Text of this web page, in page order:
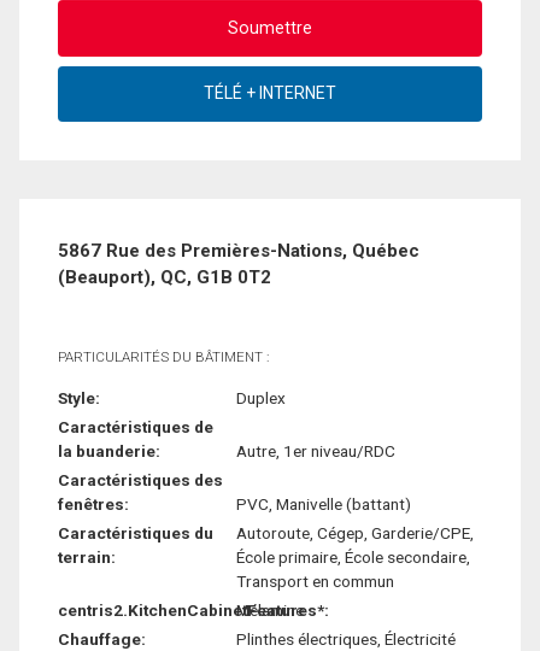
5867 Rue des Premières-Nations, Québec
(Beauport), QC, G1B 0T2
PARTICULARITÉS DU BÂTIMENT :
Style:
Duplex
Caractéristiques de
la buanderie:
Autre, 1er niveau/RDC
Caractéristiques des
fenêtres:
PVC, Manivelle (battant)
Caractéristiques du
terrain:
Autoroute, Cégep, Garderie/CPE,
École primaire, École secondaire,
Transport en commun
centris2.KitchenCabinetFeatures*:
Mélamine
Chauffage:
Plinthes électriques, Électricité